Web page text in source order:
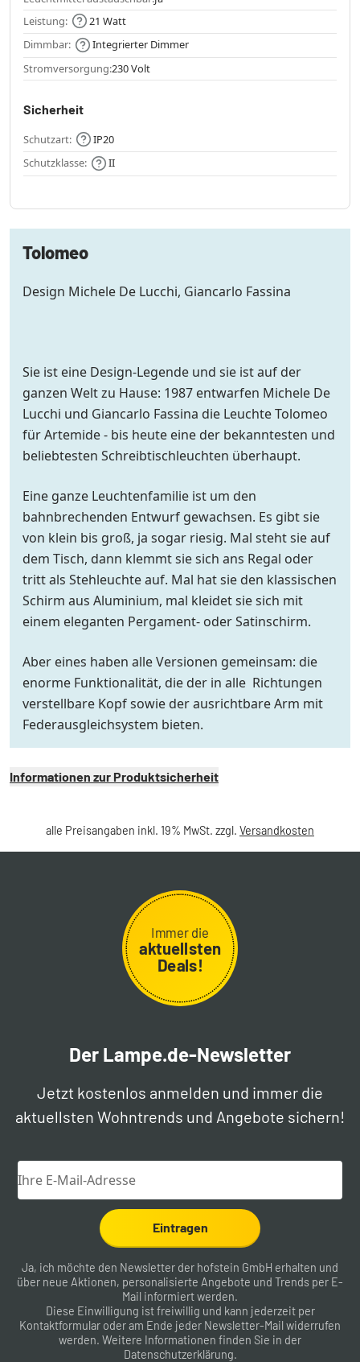
Leistung:
21 Watt
Dimmbar:
Integrierter Dimmer
Stromversorgung:230 Volt
Sicherheit
Schutzart:
IP20
Schutzklasse:
II
Tolomeo
Design Michele De Lucchi, Giancarlo Fassina
Sie ist eine Design-Legende und sie ist auf der
ganzen Welt zu Hause: 1987 entwarfen Michele De
Lucchi und Giancarlo Fassina die Leuchte Tolomeo
für Artemide - bis heute eine der bekanntesten und
beliebtesten Schreibtischleuchten überhaupt.
Eine ganze Leuchtenfamilie ist um den
bahnbrechenden Entwurf gewachsen. Es gibt sie
von klein bis groß, ja sogar riesig. Mal steht sie auf
dem Tisch, dann klemmt sie sich ans Regal oder
tritt als Stehleuchte auf. Mal hat sie den klassischen
Schirm aus Aluminium, mal kleidet sie sich mit
einem eleganten Pergament- oder Satinschirm.
Aber eines haben alle Versionen gemeinsam: die
enorme Funktionalität, die der in alle Richtungen
verstellbare Kopf sowie der ausrichtbare Arm mit
Federausgleichsystem bieten.
Informationen zur Produktsicherheit
alle Preisangaben inkl. 19% MwSt. zzgl. Versandkosten
Immer die
aktuellsten
Deals!
Der Lampe.de-Newsletter
Jetzt kostenlos anmelden und immer die
aktuellsten Wohntrends und Angebote sichern!
Eintragen
Ja, ich möchte den Newsletter der hofstein GmbH erhalten und
über neue Aktionen, personalisierte Angebote und Trends per E-
Mail informiert werden.
Diese Einwilligung ist freiwillig und kann jederzeit per
Kontaktformular oder am Ende jeder Newsletter-Mail widerrufen
werden. Weitere Informationen finden Sie in der
Datenschutzerklärung.